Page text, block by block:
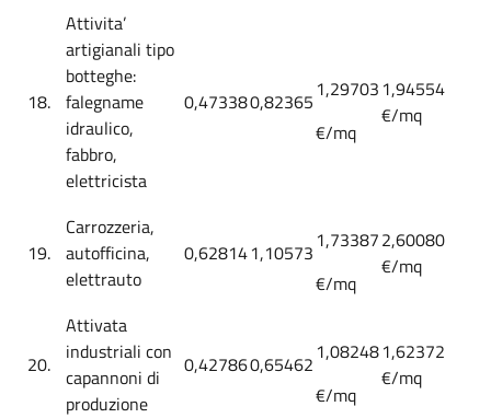
18.
Attivita’
artigianali tipo
botteghe:
falegname
idraulico,
fabbro,
elettricista
0,473380,82365 1,29703
€/mq
1,94554
€/mq
19.
Carrozzeria,
autofficina,
elettrauto
0,628141,10573 1,73387
€/mq
2,60080
€/mq
20.
Attivata
industriali con
capannoni di
produzione
0,427860,65462 1,08248
€/mq
1,62372
€/mq